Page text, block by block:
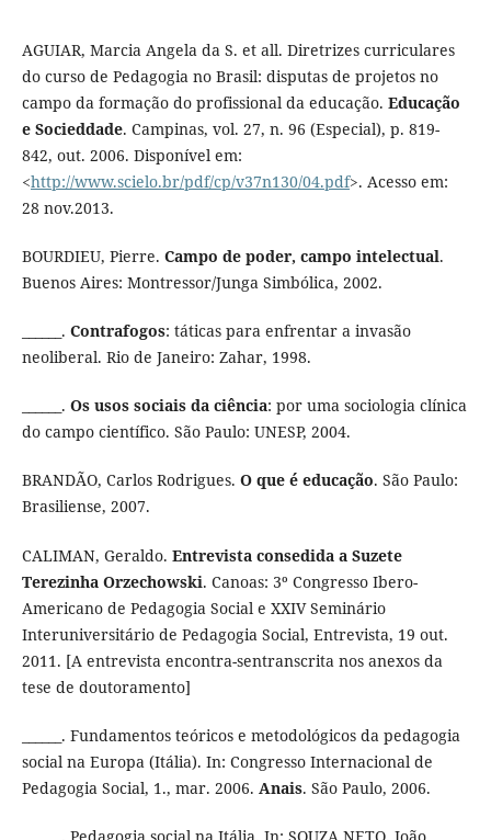
AGUIAR, Marcia Angela da S. et all. Diretrizes curriculares
do curso de Pedagogia no Brasil: disputas de projetos no
campo da formação do profissional da educação. Educação
e Socieddade. Campinas, vol. 27, n. 96 (Especial), p. 819-
842, out. 2006. Disponível em:
<http://www.scielo.br/pdf/cp/v37n130/04.pdf>. Acesso em:
28 nov.2013.
BOURDIEU, Pierre. Campo de poder, campo intelectual.
Buenos Aires: Montressor/Junga Simbólica, 2002.
______. Contrafogos: táticas para enfrentar a invasão
neoliberal. Rio de Janeiro: Zahar, 1998.
______. Os usos sociais da ciência: por uma sociologia clínica
do campo científico. São Paulo: UNESP, 2004.
BRANDÃO, Carlos Rodrigues. O que é educação. São Paulo:
Brasiliense, 2007.
CALIMAN, Geraldo. Entrevista consedida a Suzete
Terezinha Orzechowski. Canoas: 3º Congresso Ibero-
Americano de Pedagogia Social e XXIV Seminário
Interuniversitário de Pedagogia Social, Entrevista, 19 out.
2011. [A entrevista encontra-sentranscrita nos anexos da
tese de doutoramento]
______. Fundamentos teóricos e metodológicos da pedagogia
social na Europa (Itália). In: Congresso Internacional de
Pedagogia Social, 1., mar. 2006. Anais. São Paulo, 2006.
______. Pedagogia social na Itália. In: SOUZA NETO, João